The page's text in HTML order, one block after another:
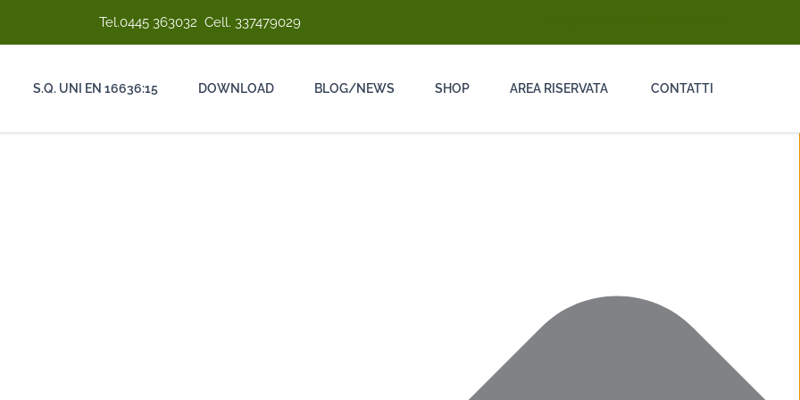
Tel.0445 363032 Cell. 337479029
S.Q. UNI EN 16636:15 DOWNLOAD BLOG/NEWS SHOP AREA RISERVATA CONTATTI